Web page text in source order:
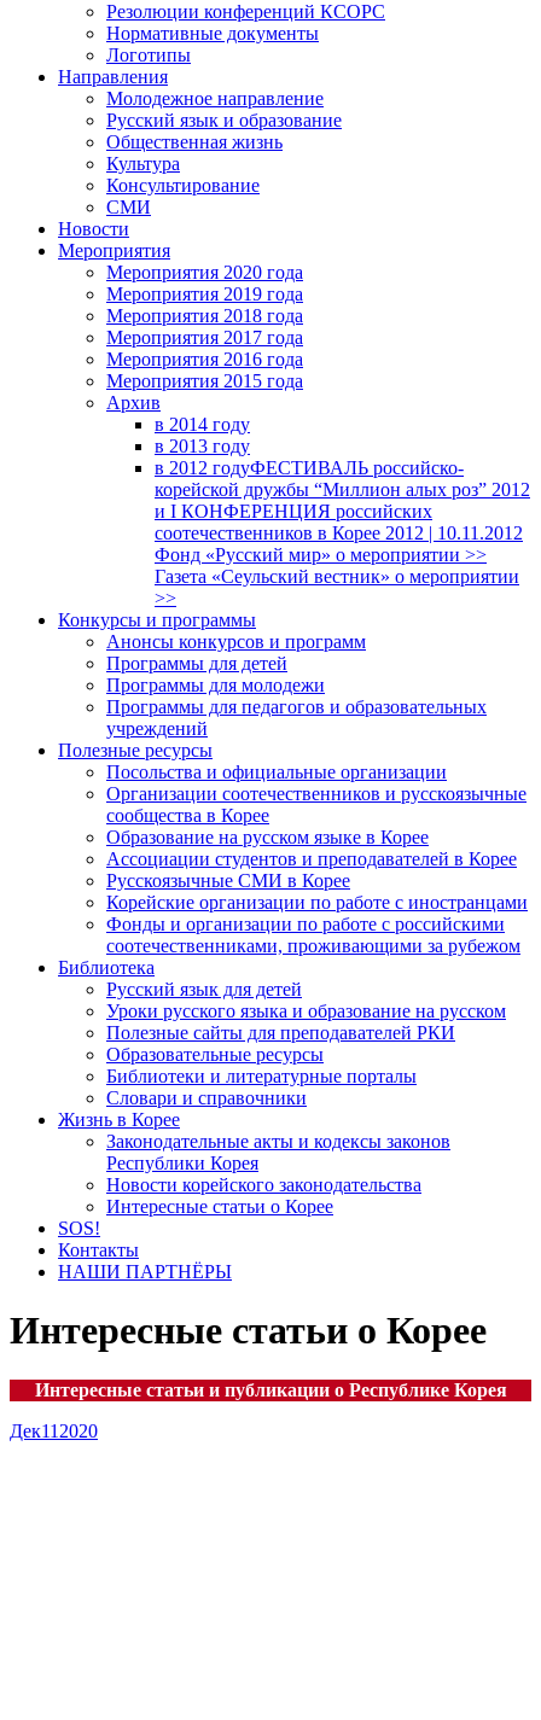
Резолюции конференций КСОРС
Нормативные документы
Логотипы
Направления
Молодежное направление
Русский язык и образование
Общественная жизнь
Культура
Консультирование
СМИ
Новости
Мероприятия
Мероприятия 2020 года
Мероприятия 2019 года
Мероприятия 2018 годa
Мероприятия 2017 года
Мероприятия 2016 года
Мероприятия 2015 года
Архив
в 2014 году
в 2013 году
в 2012 годуФЕСТИВАЛЬ российско-
корейской дружбы “Миллион алых роз” 2012
и I КОНФЕРЕНЦИЯ российских
соотечественников в Корее 2012 | 10.11.2012
Фонд «Русский мир» о мероприятии >>
Газета «Сеульский вестник» о мероприятии
>>
Конкурсы и программы
Анонсы конкурсов и программ
Программы для детей
Программы для молодежи
Программы для педагогов и образовательных
учреждений
Полезные ресурсы
Посольства и официальные организации
Организации соотечественников и русскоязычные
сообщества в Корее
Образование на русском языке в Корее
Ассоциации студентов и преподавателей в Корее
Русскоязычные СМИ в Корее
Корейские организации по работе с иностранцами
Фонды и организации по работе с российскими
соотечественниками, проживающими за рубежом
Библиотека
Русский язык для детей
Уроки русского языка и образование на русском
Полезные сайты для преподавателей РКИ
Образовательные ресурсы
Библиотеки и литературные порталы
Словари и справочники
Жизнь в Корее
Законодательные акты и кодексы законов
Республики Корея
Новости корейского законодательства
Интересные статьи о Корее
SOS!
Контакты
НАШИ ПАРТНЁРЫ
Интересные статьи о Корее
Интересные статьи и публикации о Республике Корея
Дек11 2020